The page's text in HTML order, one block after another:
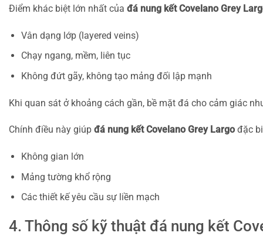
Điểm khác biệt lớn nhất của đá nung kết Covelano Grey
Vân dạng lớp (layered veins)
Chạy ngang, mềm, liên tục
Không đứt gãy, không tạo mảng đối lập mạnh
Khi quan sát ở khoảng cách gần, bề mặt đá cho cảm giác
Chính điều này giúp đá nung kết Covelano Grey Largo đặc
Không gian lớn
Mảng tường khổ rộng
Các thiết kế yêu cầu sự liền mạch
4. Thông số kỹ thuật đá nung kết